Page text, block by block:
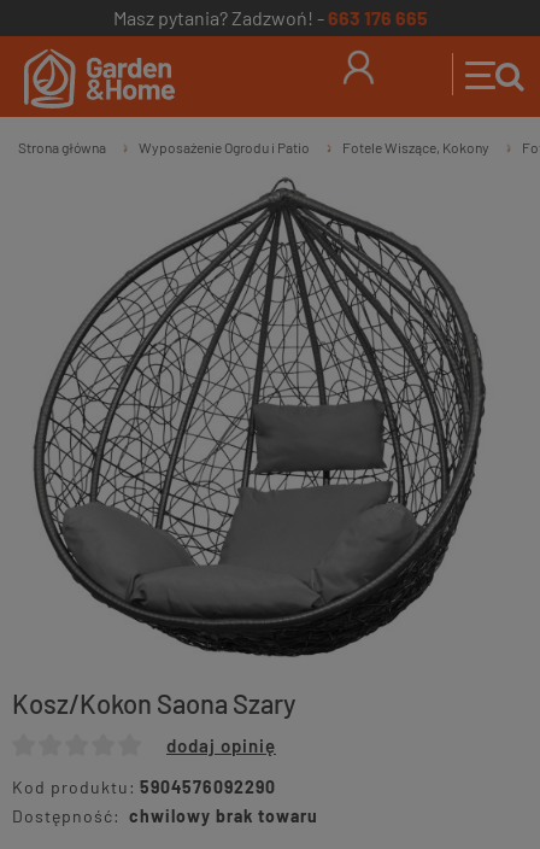
Masz pytania? Zadzwoń! -663 176 665
Strona główna » Wyposażenie Ogrodu i Patio » Fotele Wiszące, Kokony »
Kosz/Kokon Saona Szary
dodaj opinię
Kod produktu: 5904576092290
Dostępność: chwilowy brak towaru